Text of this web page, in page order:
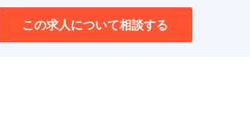
ワークライフバランス重視
この求人について相談する